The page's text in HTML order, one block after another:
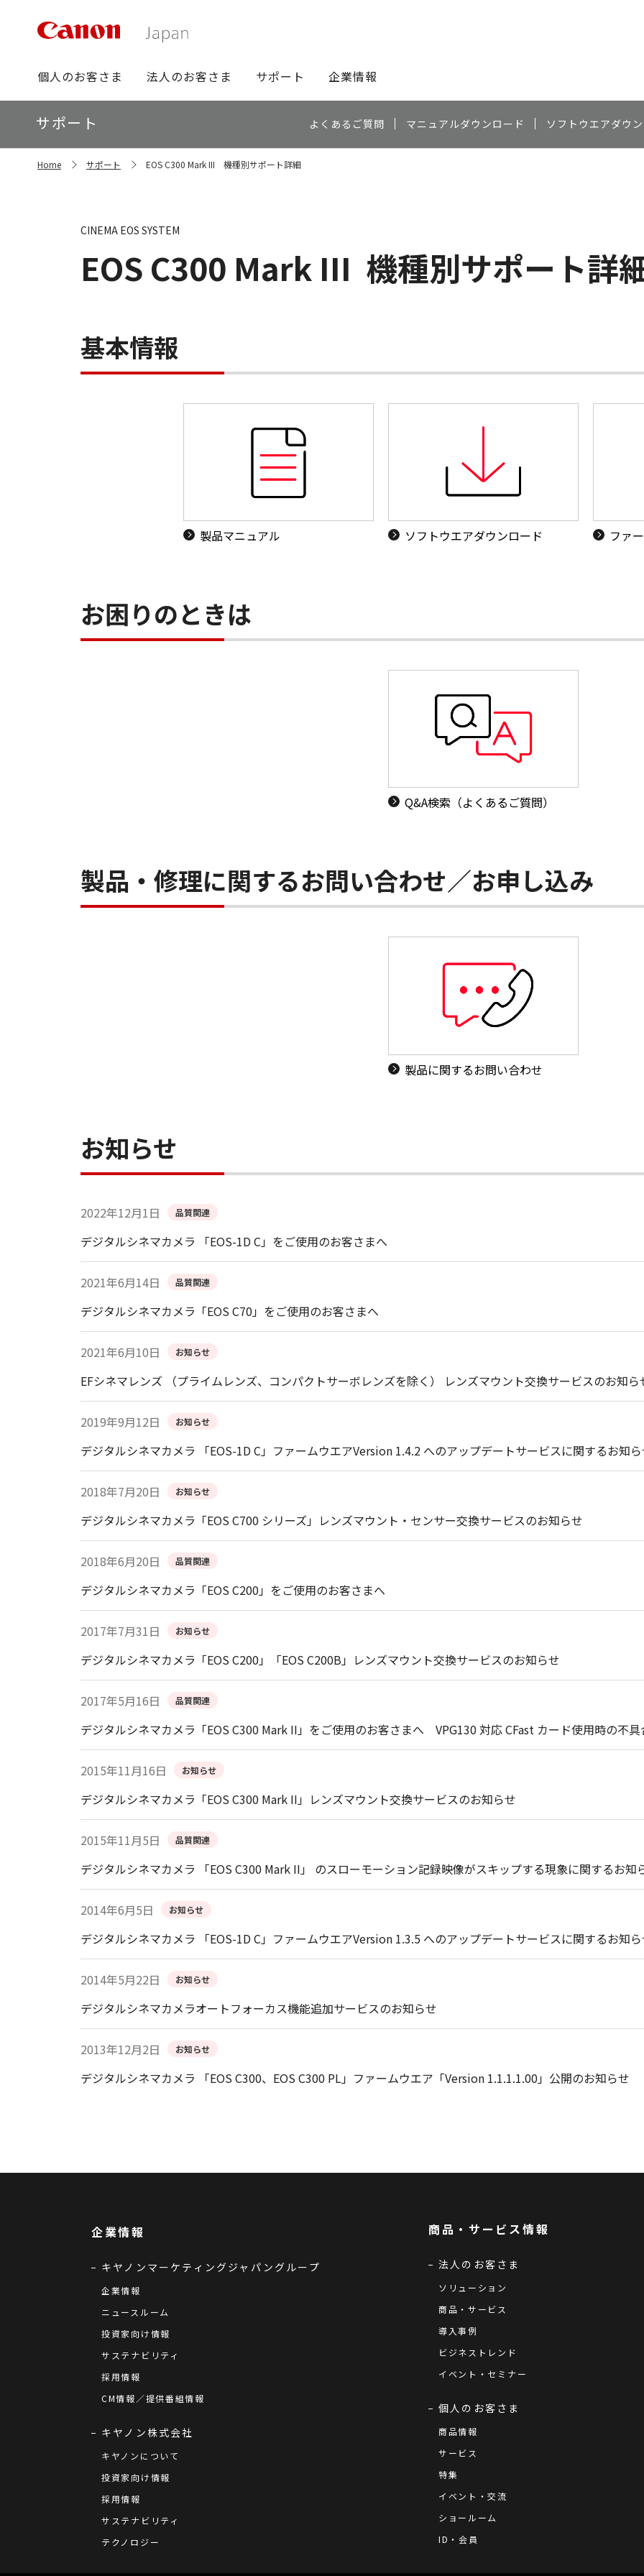
グ
ロ
ー
バ
ビ
個人のお客さま 法人のお客さま サポート 企業情報
ロ
ー
カ
ル
サポート よくあるご質問 マニュアルダウンロード ソフトウエアダウ
Home サポート EOS C300 Mark III 機種別サポート詳細
EOS C300 Mark III 機種別サポート詳
CINEMA EOS SYSTEM
基本情報
製品マニュアル ソフトウエアダウンロード ファ
お困りのときは
Q&A検索（よくあるご質問）
製品・修理に関するお問い合わせ／お申し込み
製品に関するお問い合わせ
お知らせ
2022年12月1日 品質関連
デジタルシネマカメラ 「EOS-1D C」をご使用のお客さまへ
2021年6月14日 品質関連
デジタルシネマカメラ「EOS C70」をご使用のお客さまへ
2021年6月10日 お知らせ
EFシネマレンズ （プライムレンズ、コンパクトサーボレンズを除く） レンズマウント交換サービスのお知ら
2019年9月12日 お知らせ
デジタルシネマカメラ 「EOS-1D C」ファームウエアVersion 1.4.2 へのアップデートサービスに関するお知
2018年7月20日 お知らせ
デジタルシネマカメラ「EOS C700 シリーズ」レンズマウント・センサー交換サービスのお知らせ
2018年6月20日 品質関連
デジタルシネマカメラ「EOS C200」をご使用のお客さまへ
2017年7月31日 お知らせ
デジタルシネマカメラ「EOS C200」「EOS C200B」レンズマウント交換サービスのお知らせ
2017年5月16日 品質関連
デジタルシネマカメラ「EOS C300 Mark II」をご使用のお客さまへ VPG130 対応 CFast カード使用時の不
2015年11月16日 お知らせ
デジタルシネマカメラ「EOS C300 Mark II」レンズマウント交換サービスのお知らせ
2015年11月5日 品質関連
デジタルシネマカメラ 「EOS C300 Mark II」 のスローモーション記録映像がスキップする現象に関するお知
2014年6月5日 お知らせ
デジタルシネマカメラ 「EOS-1D C」ファームウエアVersion 1.3.5 へのアップデートサービスに関するお知
2014年5月22日 お知らせ
デジタルシネマカメラオートフォーカス機能追加サービスのお知らせ
2013年12月2日 お知らせ
デジタルシネマカメラ 「EOS C300、EOS C300 PL」ファームウエア「Version 1.1.1.1.00」公開のお知らせ
企業情報
キヤノンマーケティングジャパングループ
企業情報
ニュースルーム
投資家向け情報
サステナビリティ
採用情報
CM情報／提供番組情報
キヤノン株式会社
キヤノンについて
投資家向け情報
採用情報
サステナビリティ
テクノロジー
商品・サービス情報
法人のお客さま
ソリューション
商品・サービス
導入事例
ビジネストレンド
イベント・セミナー
個人のお客さま
商品情報
サービス
特集
イベント・交流
ショールーム
ID・会員